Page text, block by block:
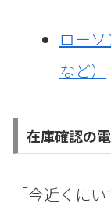
ロー
など）
在庫確認の
「今近くに